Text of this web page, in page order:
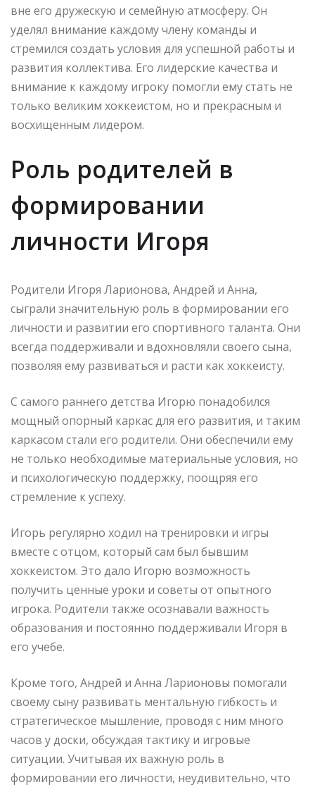
вне его дружескую и семейную атмосферу. Он
уделял внимание каждому члену команды и
стремился создать условия для успешной работы и
развития коллектива. Его лидерские качества и
внимание к каждому игроку помогли ему стать не
только великим хоккеистом, но и прекрасным и
восхищенным лидером.
Роль родителей в
формировании
личности Игоря
Родители Игоря Ларионова, Андрей и Анна,
сыграли значительную роль в формировании его
личности и развитии его спортивного таланта. Они
всегда поддерживали и вдохновляли своего сына,
позволяя ему развиваться и расти как хоккеисту.
С самого раннего детства Игорю понадобился
мощный опорный каркас для его развития, и таким
каркасом стали его родители. Они обеспечили ему
не только необходимые материальные условия, но
и психологическую поддержку, поощряя его
стремление к успеху.
Игорь регулярно ходил на тренировки и игры
вместе с отцом, который сам был бывшим
хоккеистом. Это дало Игорю возможность
получить ценные уроки и советы от опытного
игрока. Родители также осознавали важность
образования и постоянно поддерживали Игоря в
его учебе.
Кроме того, Андрей и Анна Ларионовы помогали
своему сыну развивать ментальную гибкость и
стратегическое мышление, проводя с ним много
часов у доски, обсуждая тактику и игровые
ситуации. Учитывая их важную роль в
формировании его личности, неудивительно, что